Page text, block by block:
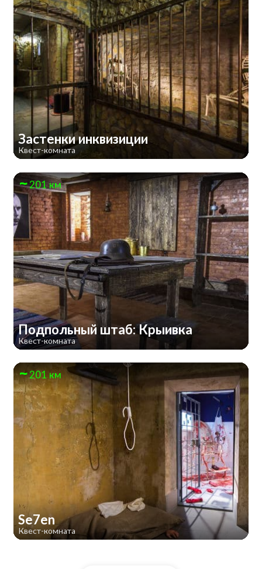
Застенки инквизиции
Квест-комната
201 км
Подпольный штаб: Крыивка
Квест-комната
201 км
Se7en
Квест-комната